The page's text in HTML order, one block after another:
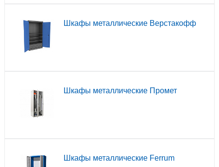
Шкафы металлические Верстакофф
Шкафы металлические Промет
Шкафы металлические Ferrum